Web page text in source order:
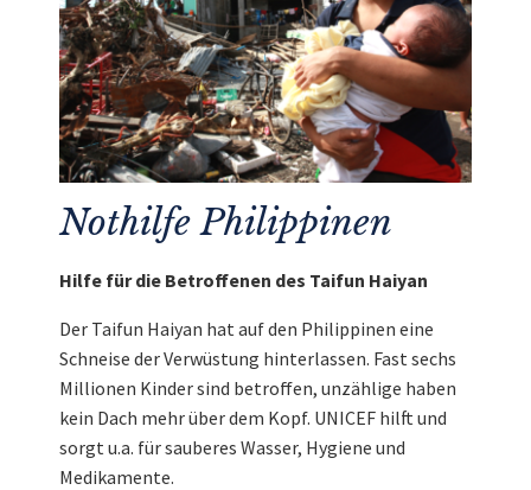
Nothilfe Philippinen
Hilfe für die Betroffenen des Taifun Haiyan
Der Taifun Haiyan hat auf den Philippinen eine
Schneise der Verwüstung hinterlassen. Fast sechs
Millionen Kinder sind betroffen, unzählige haben
kein Dach mehr über dem Kopf. UNICEF hilft und
sorgt u.a. für sauberes Wasser, Hygiene und
Medikamente.